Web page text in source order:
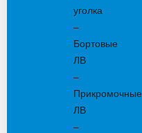
уголка
–
Бортовые
ЛВ
–
Прикромочные
ЛВ
–